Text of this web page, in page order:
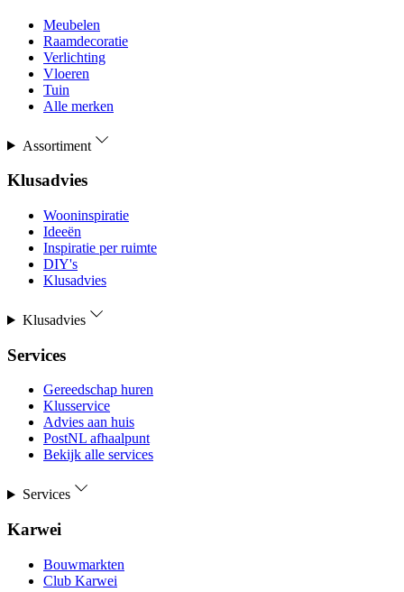
Meubelen
Raamdecoratie
Verlichting
Vloeren
Tuin
Alle merken
Assortiment
Klusadvies
Wooninspiratie
Ideeën
Inspiratie per ruimte
DIY's
Klusadvies
Klusadvies
Services
Gereedschap huren
Klusservice
Advies aan huis
PostNL afhaalpunt
Bekijk alle services
Services
Karwei
Bouwmarkten
Club Karwei